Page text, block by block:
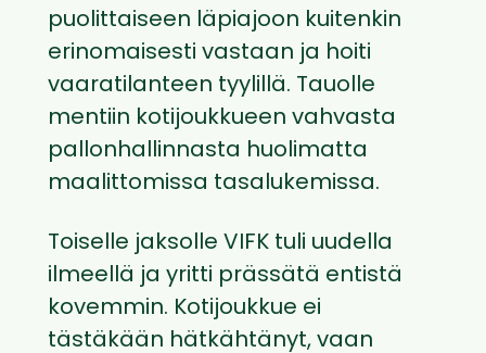
puolittaiseen läpiajoon kuitenkin
erinomaisesti vastaan ja hoiti
vaaratilanteen tyylillä. Tauolle
mentiin kotijoukkueen vahvasta
pallonhallinnasta huolimatta
maalittomissa tasalukemissa.
Toiselle jaksolle VIFK tuli uudella
ilmeellä ja yritti prässätä entistä
kovemmin. Kotijoukkue ei
tästäkään hätkähtänyt, vaan